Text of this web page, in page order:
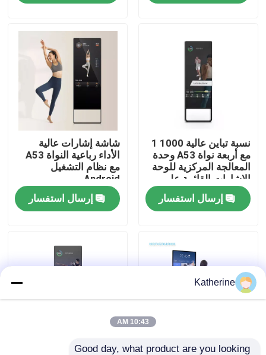
أشرطة فيديو
جولة في المعمل
ضبط الجودة
أخبار
Shopping Online
نسبة تباين عالية 1000 1
مع أربعة نواة A53 وحدة
المعالجة المركزية للوحة
الإشارات القائمة على
الأرض
إرسال استفسار
شاشة إشارات عالية
الأداء رباعية النواة A53
مع نظام التشغيل
Android
إرسال استفسار
شاشة عرض محسنة إشارة رقمية عالية سعة
Katherine
10:43 AM
Good day, what product are you looking